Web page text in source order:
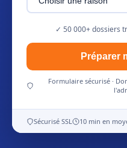
✓ 50 000+ dossiers
Préparer
Formulaire sécurisé ·
Sécurisé SSL 10 min en